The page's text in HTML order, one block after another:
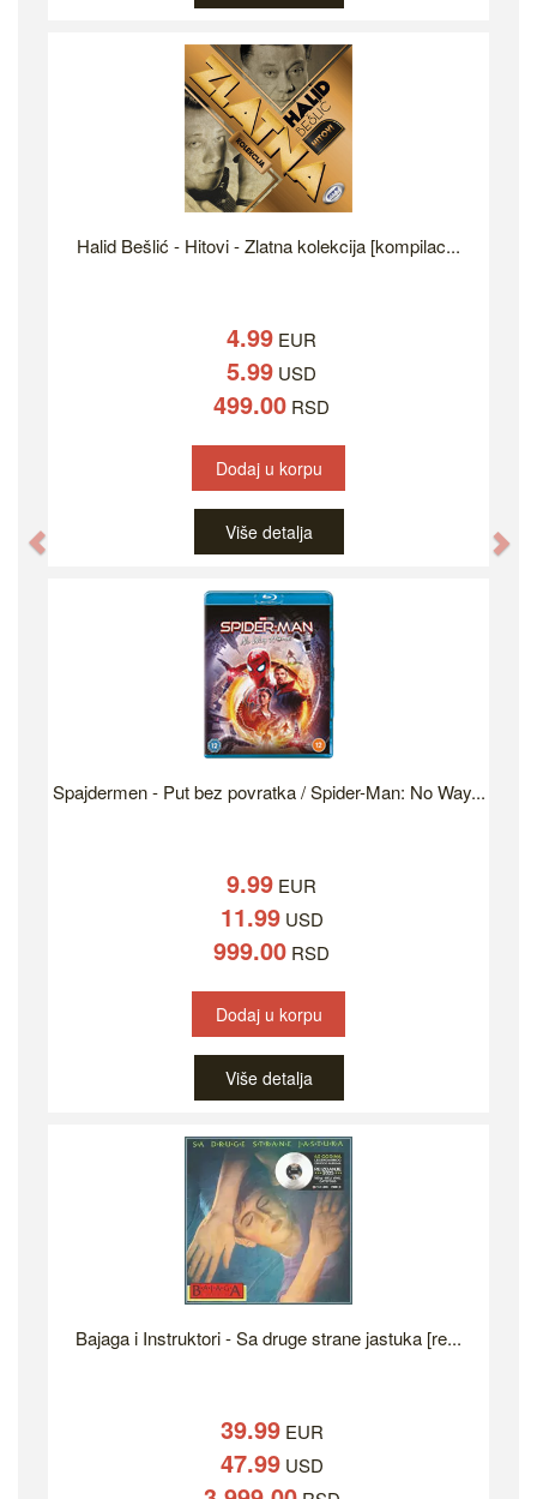
Halid Bešlić - Hitovi - Zlatna kolekcija [kompilac...
4.99 EUR
5.99 USD
499.00 RSD
Dodaj u korpu
Više detalja
Spajdermen - Put bez povratka / Spider-Man: No Way...
9.99 EUR
11.99USD
999.00 RSD
Dodaj u korpu
Više detalja
Bajaga i Instruktori - Sa druge strane jastuka [re...
39.99EUR
47.99USD